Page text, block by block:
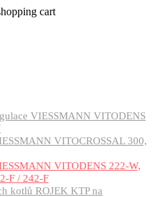
cart
VIESSMANN VITODENS
VITOCROSSAL 300,
VITODENS 222-W,
F / 242-F
kotlů ROJEK KTP na